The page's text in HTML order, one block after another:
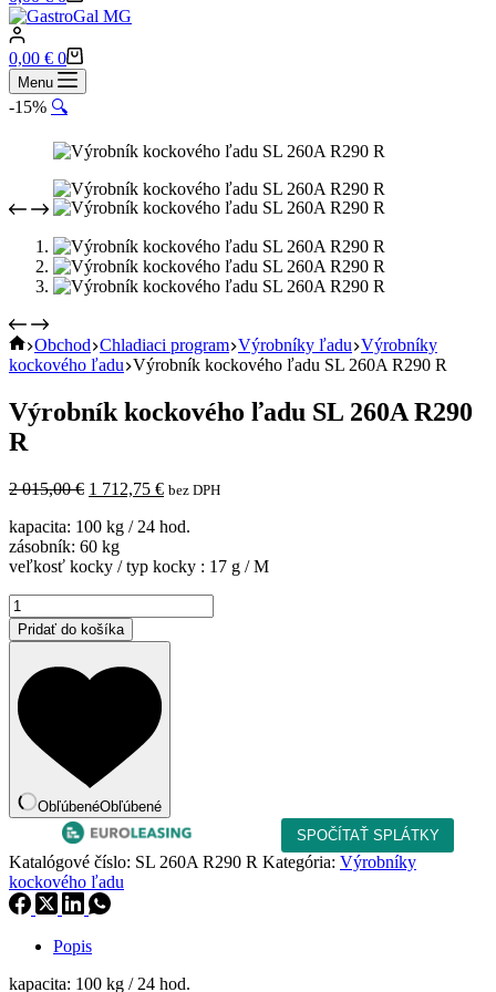
cart
Shopping
cart
0,00 € 0
Menu
-15% 🔍
Home
Obchod Chladiaci program Výrobníky ľadu Výrobníky
kockového ľadu Výrobník kockového ľadu SL 260A R290 R
Výrobník kockového ľadu SL 260A R290
R
2 015,00€ Pôvodná
bola:
2
015,00 €.
1 712,75 €Aktuálna
je:
712,75 €.
bez DPH
kapacita: 100 kg / 24 hod.
zásobník: 60 kg
veľkosť kocky / typ kocky : 17 g / M
množstvo
Výrobník
kockového
SL
260A
R290
Pridať do košíka
ObľúbenéObľúbené
Katalógové číslo: SL 260A R290 R Kategória: Výrobníky
kockového ľadu
Popis
kapacita: 100 kg / 24 hod.